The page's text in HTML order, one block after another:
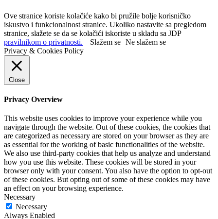
Ove stranice koriste kolačiće kako bi pružile bolje korisničko
iskustvo i funkcionalnost stranice. Ukoliko nastavite sa pregledom
stranice, slažete se da se kolačići iskoriste u skladu sa JDP
pravilnikom o privatnosti.
Slažem se Ne slažem se
Privacy & Cookies Policy
Close
Privacy Overview
This website uses cookies to improve your experience while you
navigate through the website. Out of these cookies, the cookies that
are categorized as necessary are stored on your browser as they are
as essential for the working of basic functionalities of the website.
We also use third-party cookies that help us analyze and understand
how you use this website. These cookies will be stored in your
browser only with your consent. You also have the option to opt-out
of these cookies. But opting out of some of these cookies may have
an effect on your browsing experience.
Necessary
Necessary
Always Enabled